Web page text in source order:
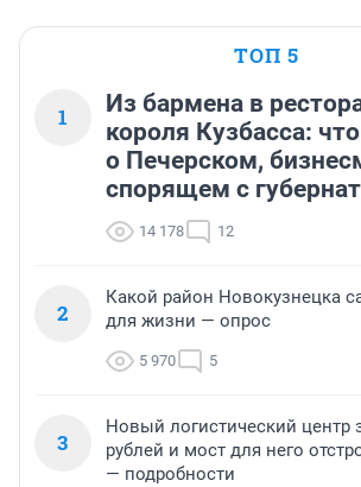
ТОП 5
1
Из бармена в
короля Кузбасса:
о Печерском,
спорящем с
14 178 12
2
Какой район Новокузнецка
для жизни — опрос
5 970 5
3
Новый логистический центр
рублей и мост для него
— подробности